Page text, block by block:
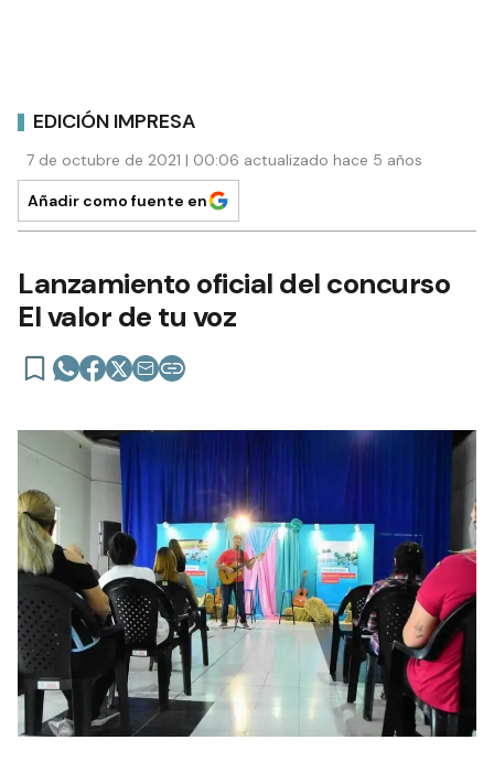
EDICIÓN IMPRESA
7 de octubre de 2021 | 00:06 actualizado hace 5 años
Añadir como fuente en
Lanzamiento oficial del concurso
El valor de tu voz